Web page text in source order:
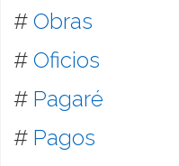
# Obras
# Oficios
# Pagaré
# Pagos